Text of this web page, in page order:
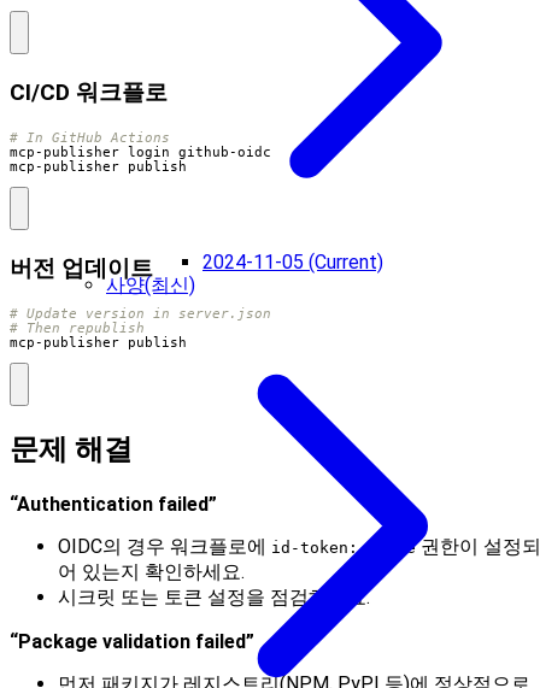
2024-11-05 (Current)
사양(최신)
CI/CD 워크플로
# In GitHub Actions
mcp-publisher publish
버전 업데이트
# Update version in server.json
# Then republish
mcp-publisher publish
문제 해결
“Authentication failed”
OIDC의 경우 워크플로에 id-token: write권한이 설정되
어 있는지 확인하세요.
시크릿 또는 토큰 설정을 점검하세요.
“Package validation failed”
먼저 패키지가 레지스트리(NPM, PyPI 등)에 정상적으로